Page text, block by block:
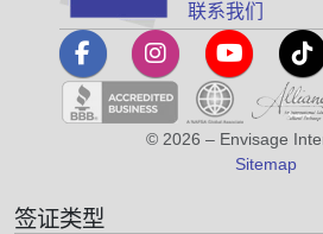
联系我们
© 2026 – Envisage
Sitemap
签证类型